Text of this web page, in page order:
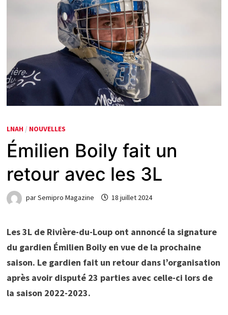
LNAH / NOUVELLES
Émilien Boily fait un
retour avec les 3L
parSemipro Magazine 18 juillet 2024
Les 3L de Rivière-du-Loup ont annoncé la signature
du gardien Émilien Boily en vue de la prochaine
saison. Le gardien fait un retour dans l’organisation
après avoir disputé 23 parties avec celle-ci lors de
la saison 2022-2023.